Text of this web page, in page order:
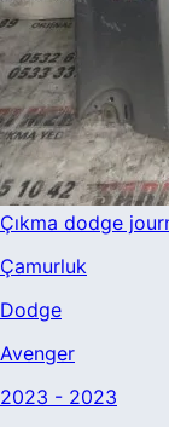
Çıkma dodge
Çamurluk
Dodge
Avenger
2023 - 2023